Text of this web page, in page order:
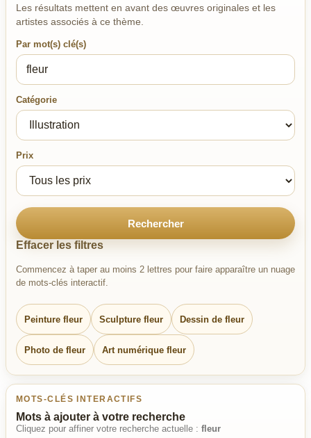
Les résultats mettent en avant des œuvres originales et les
artistes associés à ce thème.
Par mot(s) clé(s)
Catégorie
Prix
Rechercher
Effacer les filtres
Commencez à taper au moins 2 lettres pour faire apparaître un nuage
de mots-clés interactif.
Peinture fleur Sculpture fleur Dessin de fleur
Photo de fleur Art numérique fleur
MOTS-CLÉS INTERACTIFS
Mots à ajouter à votre recherche
Cliquez pour affiner votre recherche actuelle : fleur